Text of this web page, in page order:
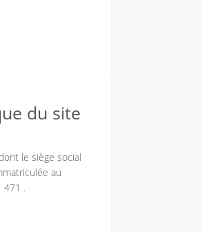
du site
le siège social
au
471 .